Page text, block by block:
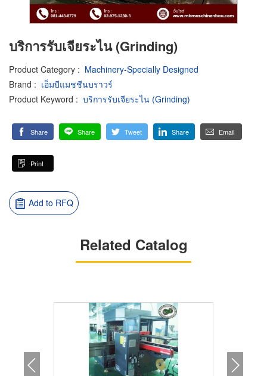
บริการรับเจียระไน (Grinding)
Product Category : Machinery-Specially Designed
Brand : เอ็มบีแมชชีนบราวร์
Product Keyword : บริการรับเจียระไน (Grinding)
Share Share Tweet Share Email
Print
Add to RFQ
Related Catalog